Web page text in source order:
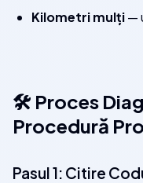
Kilometri mulți—
🛠️ Proces
Procedură
Pasul 1: Citire